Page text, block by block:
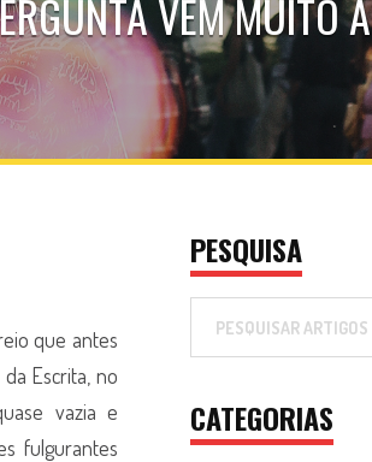
VEM MUITO A
que antes
Escrita, no
vazia e
fulgurantes
PESQUISA
CATEGORIAS